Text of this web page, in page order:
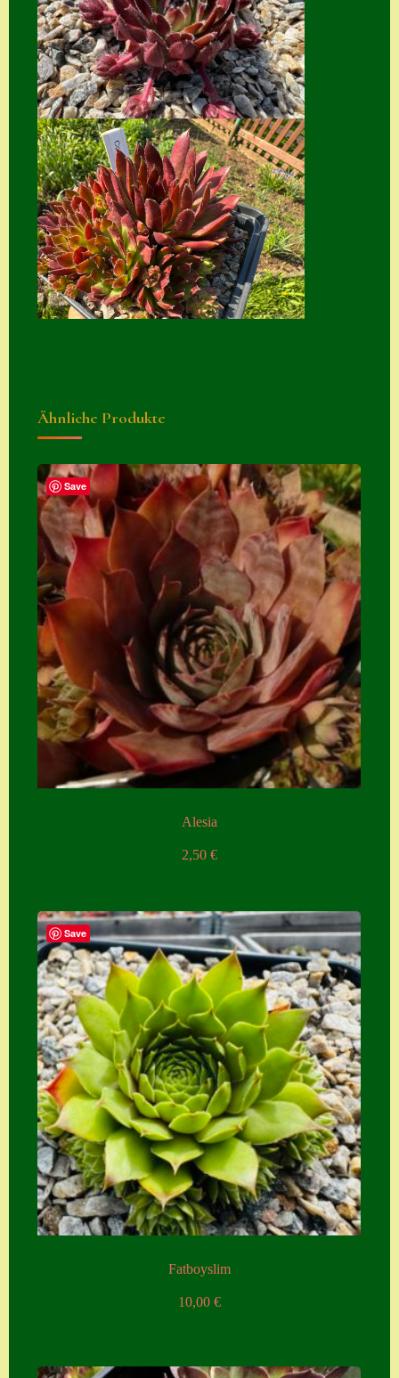
Naturformen
S. x nixonii
Semps die ich
suche
Semps von A – Z
Shop
Suche
Sue Thomas
Translator
Versand
ng
Zahlung
Zahlungs- &
Versandinfos
Zubehör
Zubehör
Ähnliche Produkte
Save
Alesia
2,50 €
Save
Fatboyslim
10,00 €